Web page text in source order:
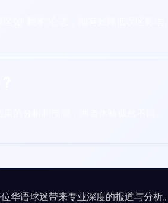
华语球迷带来专业深度的报道与分析。